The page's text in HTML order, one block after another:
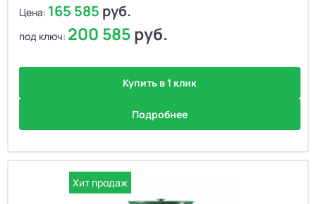
Цена: 165 585 руб.
под ключ: 200 585руб.
Купить в 1 клик
Подробнее
Хит продаж